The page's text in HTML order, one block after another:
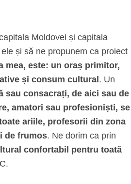
Moldovei și capitala
și să ne propunem ca proiect
mea, este: un oraș primitor,
și consum cultural. Un
sau consacrați, de aici sau de
amatori sau profesioniști, se
ariile, profesorii din zona
de frumos. Ne dorim ca prin
confortabil pentru toată